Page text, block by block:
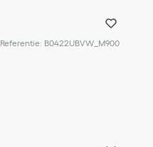
Referentie: B0422UBVW_M900